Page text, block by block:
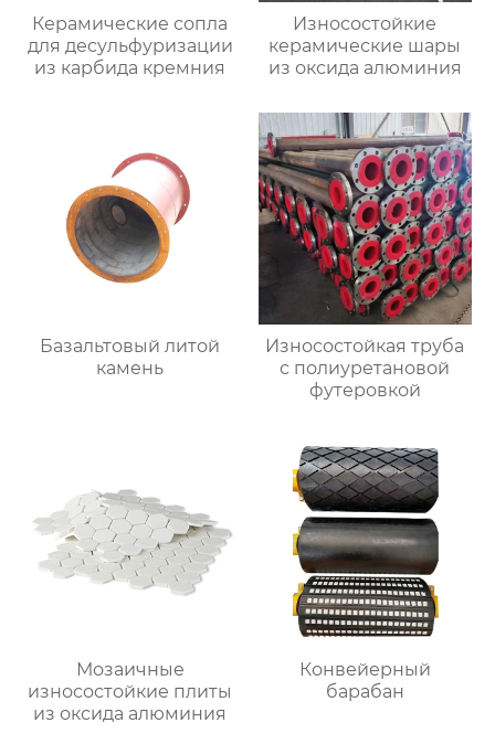
Керамические сопла
для десульфуризации
из карбида кремния
Износостойкие
керамические шары
из оксида алюминия
Базальтовый литой
камень
Износостойкая труба
с полиуретановой
футеровкой
Мозаичные
износостойкие плиты
из оксида алюминия
Конвейерный
барабан